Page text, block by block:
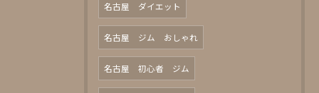
名古屋 ダイエット
名古屋 ジム おしゃれ
名古屋 初心者 ジム